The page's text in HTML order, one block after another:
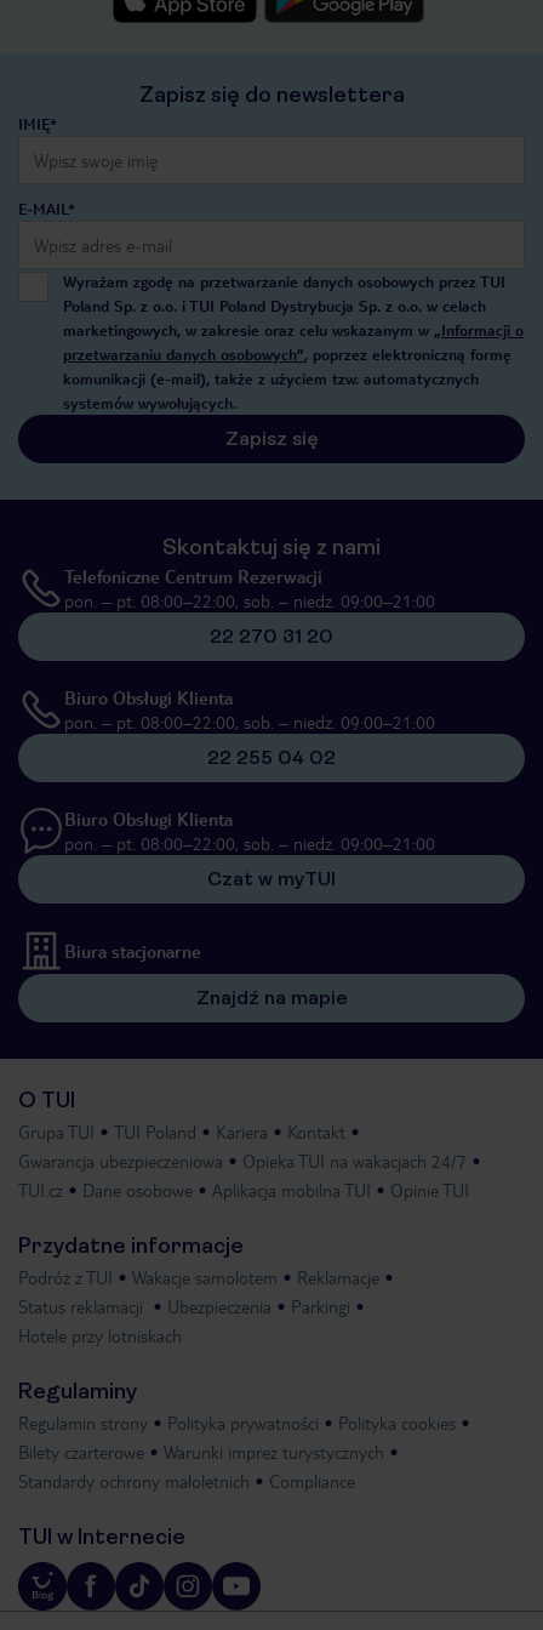
Zapisz się do newslettera
IMIĘ*
E-MAIL*
Wyrażam zgodę na przetwarzanie danych osobowych przez TUI
Poland Sp. z o.o. i TUI Poland Dystrybucja Sp. z o.o. w celach
marketingowych, w zakresie oraz celu wskazanym w „Informacji o
przetwarzaniu danych osobowych”, poprzez elektroniczną formę
komunikacji (e-mail), także z użyciem tzw. automatycznych
systemów wywołujących.
Zapisz się
Skontaktuj się z nami
Telefoniczne Centrum Rezerwacji
pon. – pt. 08:00–22:00, sob. – niedz. 09:00–21:00
22 270 31 20
Biuro Obsługi Klienta
pon. – pt. 08:00–22:00, sob. – niedz. 09:00–21:00
22 255 04 02
Biuro Obsługi Klienta
pon. – pt. 08:00–22:00, sob. – niedz. 09:00–21:00
Czat w myTUI
Biura stacjonarne
Znajdź na mapie
O TUI
Grupa TUI TUI Poland Kariera
Kontakt
Gwarancja ubezpieczeniowa
Opieka TUI na wakacjach 24/7
TUI.cz
Dane osobowe Aplikacja mobilna TUI Opinie TUI
Przydatne informacje
Podróż z TUI Wakacje samolotem
Reklamacje
Status reklamacji
Ubezpieczenia
Parkingi
Hotele przy lotniskach
Regulaminy
Regulamin strony Polityka prywatności
Polityka cookies
Bilety czarterowe
Warunki imprez turystycznych
Standardy ochrony małoletnich
Compliance
TUI w Internecie